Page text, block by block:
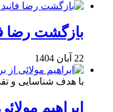
بازگشت رضا
22 آبان 1404
با هدف شناسایی و
ابراهیم